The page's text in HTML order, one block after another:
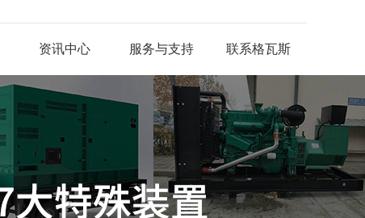
客户案例 合作客户
资讯中心
企业动态 行业资讯 客户答疑
服务与支持
售后服务 维修保养
联系格瓦斯